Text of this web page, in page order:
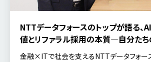
NTTデータフォースのトップが語る、
値とリファラル採用の本質―自分たち
より魅力的な組織へ
金融×ITで社会を支えるNTTデータフォース